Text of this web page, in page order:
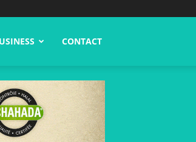
CONTACT